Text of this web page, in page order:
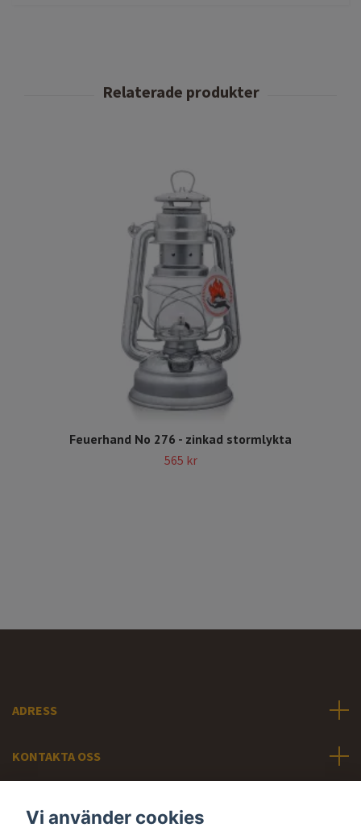
Feuerhand No 276 - zinkad stormlykta
565 kr
ADRESS
KONTAKTA OSS
Vi använder cookies